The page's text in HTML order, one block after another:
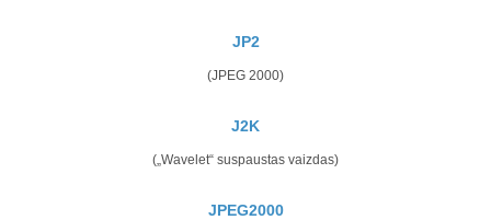
JP2
(JPEG 2000)
J2K
(„Wavelet“ suspaustas vaizdas)
JPEG2000